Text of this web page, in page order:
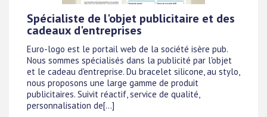
Spécialiste de l'objet publicitaire et des
cadeaux d'entreprises
Euro-logo est le portail web de la société isère pub.
Nous sommes spécialisés dans la publicité par l'objet
et le cadeau d'entreprise. Du bracelet silicone, au stylo,
nous proposons une large gamme de produit
publicitaires. Suivit réactif, service de qualité,
personnalisation de[...]